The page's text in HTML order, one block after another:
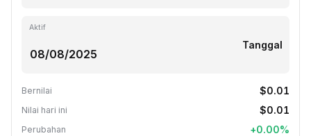
Aktif
Tanggal
Bernilai $0.01
Nilai hari ini $0.01
Perubahan +0.00%